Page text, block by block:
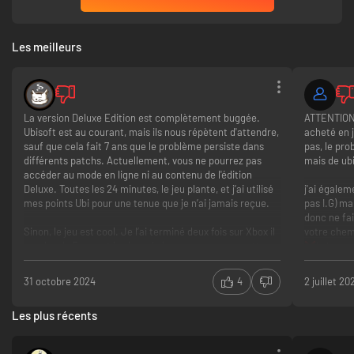
Blacklist (PC) -
Dans l'attente
Cordialement,
Les meilleurs
La version Deluxe Edition est complètement buggée.
Ubisoft est au courant, mais ils nous répètent d'attendre,
sauf que cela fait 7 ans que le problème persiste dans
différents patchs. Actuellement, vous ne pourrez pas
accéder au mode en ligne ni au contenu de l'édition
Deluxe. Toutes les 24 minutes, le jeu plante, et j’ai utilisé
mes points Ubi pour une tenue que je n’ai jamais reçue.
Sinon, le jeu est cool. Je l’ai terminé deux fois sur Xbox il
fois sur PC.
Après plusieurs tentatives et expérimentations, le jeu a
fichiers custom, piratés et officiels, un véritable
coop
31 octobre 2024 4
acheté en
pas, le
mais de
j'ai
pas I.G)
donc ne
votre
le
aucune
2 juillet
Les plus récents